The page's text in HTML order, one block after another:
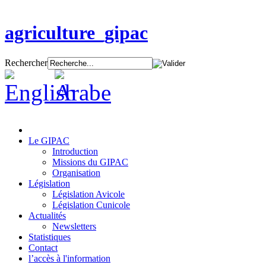
agriculture_gipac
Rechercher
Le GIPAC
Introduction
Missions du GIPAC
Organisation
Législation
Législation Avicole
Législation Cunicole
Actualités
Newsletters
Statistiques
Contact
l’accès à l'information